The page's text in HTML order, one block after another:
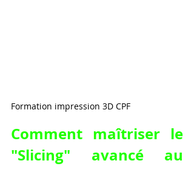
Formation impression 3D CPF
Comment maîtriser le
"Slicing" avancé au